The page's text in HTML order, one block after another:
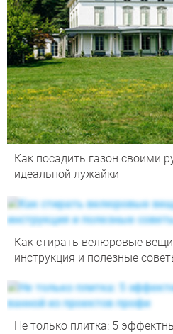
Как посадить газон своими
идеальной лужайки
Как стирать велюровые
инструкция и полезные
Не только плитка: 5